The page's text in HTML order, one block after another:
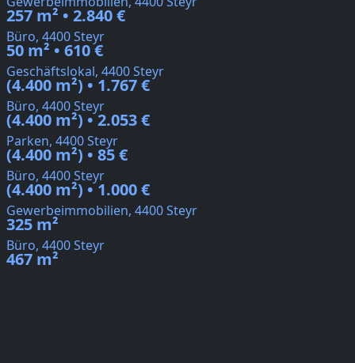
257 m² • 2.840 €
Büro, 4400 Steyr
50 m² • 610 €
Geschäftslokal, 4400 Steyr
(4.400 m²) • 1.767 €
Büro, 4400 Steyr
(4.400 m²) • 2.053 €
Parken, 4400 Steyr
(4.400 m²) • 85 €
Büro, 4400 Steyr
(4.400 m²) • 1.000 €
Gewerbeimmobilien, 4400 Steyr
325 m²
Büro, 4400 Steyr
467 m²